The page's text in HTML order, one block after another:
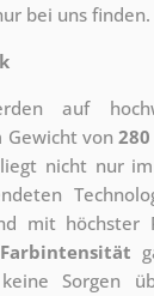
bei uns finden.
auf
Gewicht von
nicht nur
mit höchster
Sorgen